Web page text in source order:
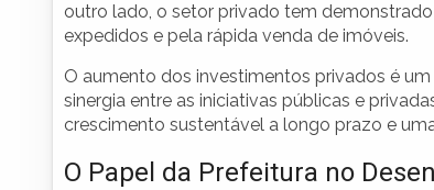
outro lado, o setor privado tem
expedidos e pela rápida venda de imóveis.
O aumento dos investimentos privados é
sinergia entre as iniciativas públicas e
crescimento sustentável a longo prazo e
O Papel da Prefeitura no